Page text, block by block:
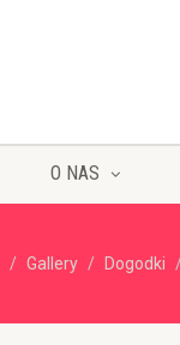
O NAS
Gallery Dogodki